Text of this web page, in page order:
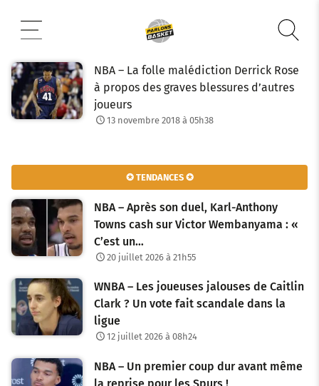
contenu
NBA – La folle malédiction Derrick Rose
à propos des graves blessures d’autres
joueurs
13 novembre 2018 à 05h38
✪ TENDANCES ✪
NBA – Après son duel, Karl-Anthony
Towns cash sur Victor Wembanyama : «
C’est un…
20 juillet 2026 à 21h55
WNBA – Les joueuses jalouses de Caitlin
Clark ? Un vote fait scandale dans la
ligue
12 juillet 2026 à 08h24
NBA – Un premier coup dur avant même